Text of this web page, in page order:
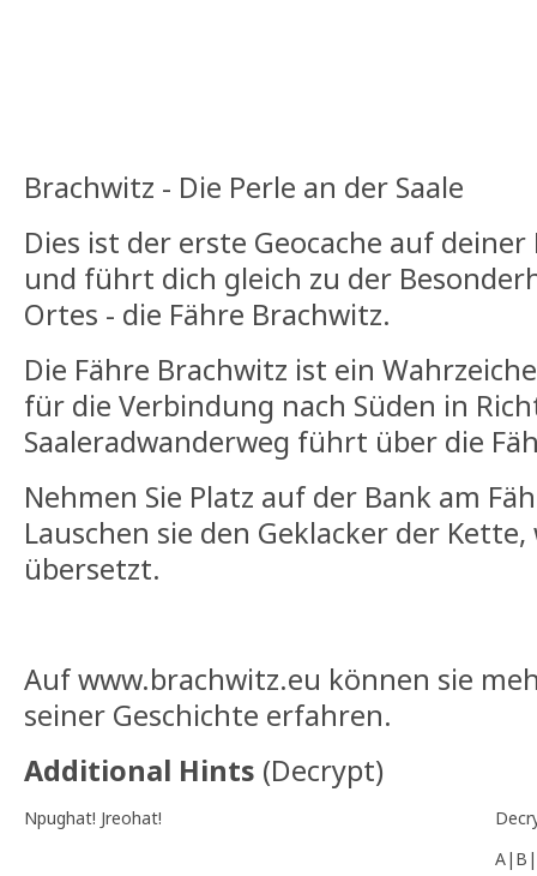
Brachwitz - Die Perle an der Saale
Dies ist der erste Geocache auf
und führt dich gleich zu der
Ortes - die Fähre Brachwitz.
Die Fähre Brachwitz ist ein
für die Verbindung nach Süden in
Saaleradwanderweg führt über die
Nehmen Sie Platz auf der Bank am
Lauschen sie den Geklacker der
übersetzt.
Auf www.brachwitz.eu können sie
seiner Geschichte erfahren.
Additional Hints (Decrypt)
Npughat! Jreohat!